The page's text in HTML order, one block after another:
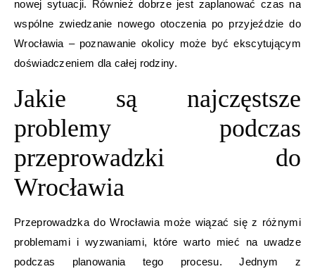
nowej sytuacji. Również dobrze jest zaplanować czas na
wspólne zwiedzanie nowego otoczenia po przyjeździe do
Wrocławia – poznawanie okolicy może być ekscytującym
doświadczeniem dla całej rodziny.
Jakie są najczęstsze
problemy podczas
przeprowadzki do
Wrocławia
Przeprowadzka do Wrocławia może wiązać się z różnymi
problemami i wyzwaniami, które warto mieć na uwadze
podczas planowania tego procesu. Jednym z